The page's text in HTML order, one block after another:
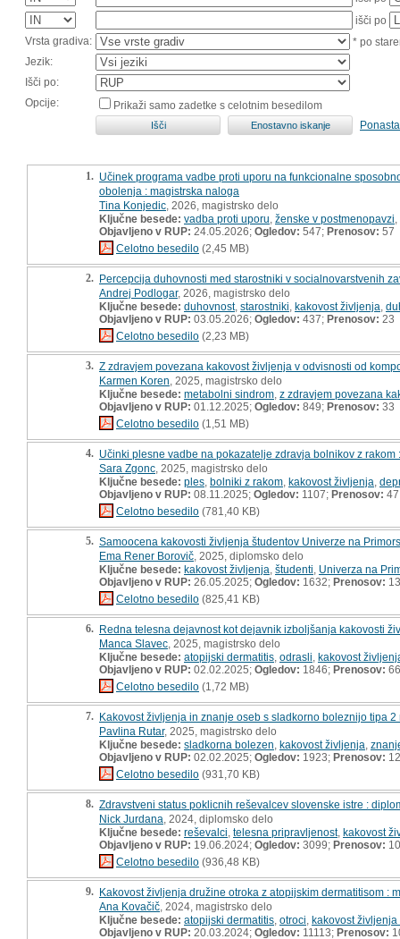
išči po
Vrsta gradiva:
* po
Jezik:
Išči po:
Opcije:
Prikaži samo zadetke s celotnim besedilom
1. Učinek programa vadbe proti uporu na funkcionalne
obolenja : magistrska naloga
Tina Konjedic , 2026, magistrsko delo
Ključne besede: vadba proti uporu ženske v postmenopavzi
Objavljeno v RUP: 24.05.2026; Ogledov: 547; Prenosov: 57
Celotno besedilo (2,45 MB)
2. Percepcija duhovnosti med starostniki v socialnovarstvenih
Andrej Podlogar, 2026, magistrsko delo
Ključne besede: duhovnost, starostniki kakovost življenja
Objavljeno v RUP: 03.05.2026; Ogledov: 437; Prenosov: 23
Celotno besedilo (2,23 MB)
3. Z zdravjem povezana kakovost življenja v odvisnosti od
Karmen Koren , 2025, magistrsko delo
Ključne besede: metabolni sindrom z zdravjem povezana
Objavljeno v RUP: 01.12.2025; Ogledov: 849; Prenosov: 33
Celotno besedilo (1,51 MB)
4. Učinki plesne vadbe na pokazatelje zdravja bolnikov z
Sara Zgonc , 2025, magistrsko delo
Ključne besede: ples bolniki z rakom kakovost življenja
Objavljeno v RUP: 08.11.2025; Ogledov: 1107; Prenosov: 47
Celotno besedilo (781,40 KB)
5. Samoocena kakovosti življenja študentov Univerze na
Ema Rener Borovič , 2025, diplomsko delo
Ključne besede: kakovost življenja študenti Univerza na
Objavljeno v RUP: 26.05.2025; Ogledov: 1632; Prenosov:
Celotno besedilo (825,41 KB)
6. Redna telesna dejavnost kot dejavnik izboljšanja kakovosti
Manca Slavec , 2025, magistrsko delo
Ključne besede: atopijski dermatitis odrasli kakovost
Objavljeno v RUP: 02.02.2025; Ogledov: 1846; Prenosov: 66
Celotno besedilo (1,72 MB)
7. Kakovost življenja in znanje oseb s sladkorno boleznijo tipa
Pavlina Rutar, 2025, magistrsko delo
Ključne besede: sladkorna bolezen kakovost življenja
Objavljeno v RUP: 02.02.2025; Ogledov: 1923; Prenosov:
Celotno besedilo (931,70 KB)
8. Zdravstveni status poklicnih reševalcev slovenske istre :
Nick Jurdana , 2024, diplomsko delo
Ključne besede: reševalci telesna pripravljenost, kakovost
Objavljeno v RUP: 19.06.2024; Ogledov: 3099; Prenosov:
Celotno besedilo (936,48 KB)
9. Kakovost življenja družine otroka z atopijskim dermatitisom :
Ana Kovačič , 2024, magistrsko delo
Ključne besede: atopijski dermatitis otroci kakovost življenja
Objavljeno v RUP: 20.03.2024; Ogledov: 11113; Prenosov: